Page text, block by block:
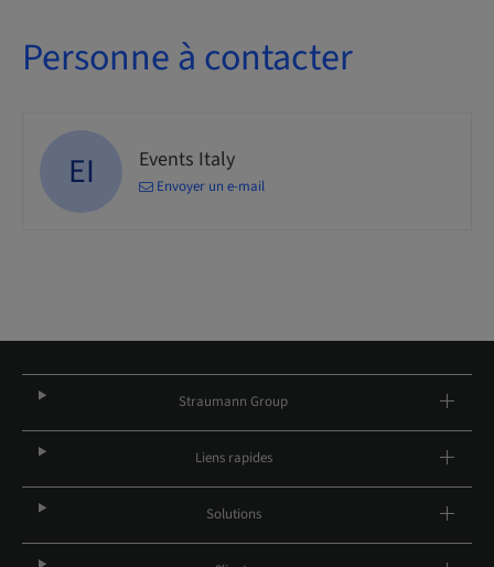
Personne à contacter
EI Events Italy
Envoyer un e-mail
Straumann Group
Liens rapides
Solutions